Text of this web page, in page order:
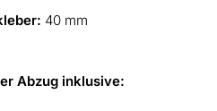
40 mm
Abzug inklusive: